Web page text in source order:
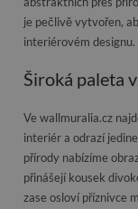
je pečlivě vytvořen,
interiérovém designu.
Široká paleta
Ve wallmuralia.cz
interiér a odrazí
přírody nabízíme
přinášejí kousek
zase osloví příznivce